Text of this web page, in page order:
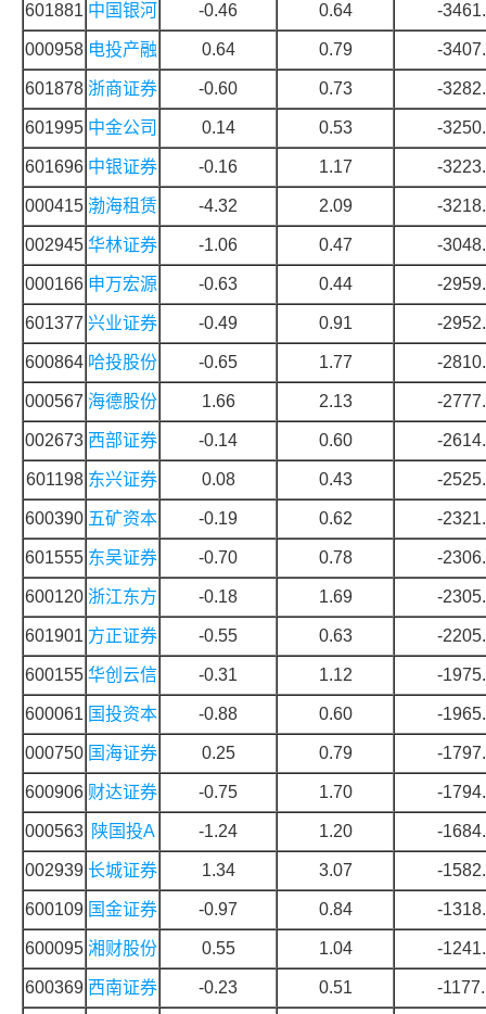
601881 中国银河 -0.46 0.64 -
000958 电投产融 0.64 0.79 -
601878 浙商证券 -0.60 0.73 -
601995 中金公司 0.14 0.53 -
601696 中银证券 -0.16 1.17 -
000415 渤海租赁 -4.32 2.09 -
002945 华林证券 -1.06 0.47 -
000166 申万宏源 -0.63 0.44 -
601377 兴业证券 -0.49 0.91 -
600864 哈投股份 -0.65 1.77 -
000567 海德股份 1.66 2.13 -
002673 西部证券 -0.14 0.60 -
601198 东兴证券 0.08 0.43 -
600390 五矿资本 -0.19 0.62 -
601555 东吴证券 -0.70 0.78 -
600120 浙江东方 -0.18 1.69 -
601901 方正证券 -0.55 0.63 -
600155 华创云信 -0.31 1.12 -
600061 国投资本 -0.88 0.60 -
000750 国海证券 0.25 0.79 -
600906 财达证券 -0.75 1.70 -
000563 陕国投A -1.24 1.20 -
002939 长城证券 1.34 3.07 -
600109 国金证券 -0.97 0.84 -
600095 湘财股份 0.55 1.04 -
600369 西南证券 -0.23 0.51 -